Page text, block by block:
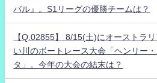
バル』。S1リーグの優勝チームは？
【Q.02855】 8/15(土)にオーストラ
い川のボートレース大会「ヘンリー
タ」。今年の大会の結末は？